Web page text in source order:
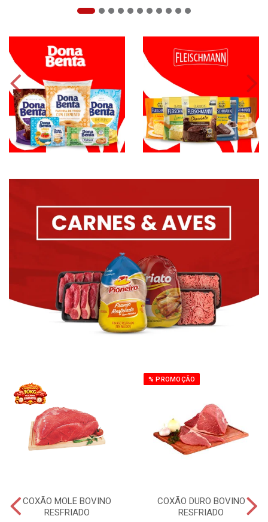
COXÃO MOLE BOVINO
RESFRIADO
% PROMOÇÃO
COXÃO DURO BOVINO
RESFRIADO